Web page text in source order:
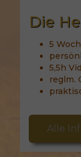
Die
5
5,5h
reglm.
Alle